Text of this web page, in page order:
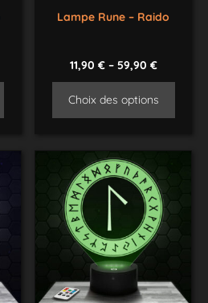
Lampe Rune – Raido
11,90 €– 59,90 €
Choix des options